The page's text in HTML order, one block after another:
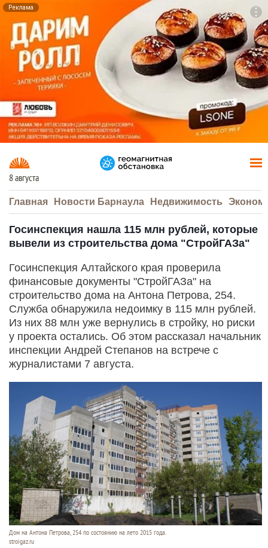
Реклама
8 августа
Главная Новости Барнаула Недвижимость
Госинспекция нашла 115 млн рублей, которые
вывели из строительства дома "СтройГАЗа"
Госинспекция Алтайского края проверила
финансовые документы "СтройГАЗа" на
строительство дома на Антона Петрова, 254.
Служба обнаружила недоимку в 115 млн рублей.
Из них 88 млн уже вернулись в стройку, но риски
у проекта остались. Об этом рассказал начальник
инспекции Андрей Степанов на встрече с
журналистами 7 августа.
Дом на Антона Петрова, 254 по состоянию на лето 2015 года.
stroigaz.ru